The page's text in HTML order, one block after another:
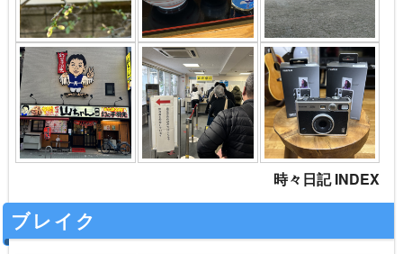
時々日記 INDEX
ブレイク